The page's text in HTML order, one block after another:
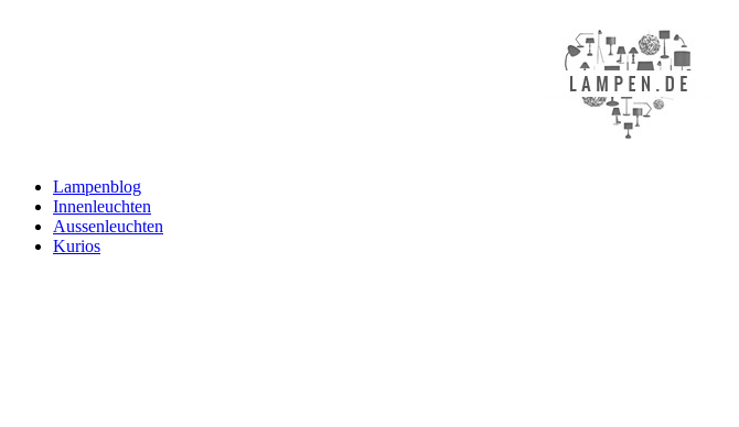
Lampenblog
Innenleuchten
Aussenleuchten
Kurios